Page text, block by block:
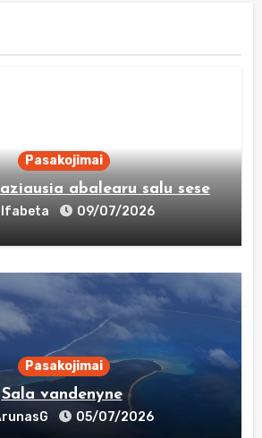
Pasakojimai
abalearu salu sese
09/07/2026
Pasakojimai
Sala vandenyne
05/07/2026